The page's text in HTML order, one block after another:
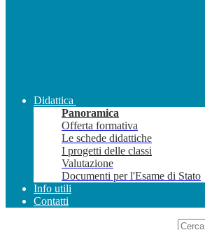
Didattica
Panoramica
Offerta formativa
Le schede didattiche
I progetti delle classi
Valutazione
Documenti per l'Esame di Stato
Info utili
Contatti